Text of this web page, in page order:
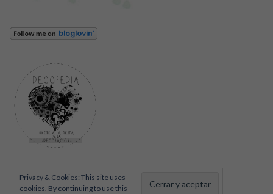
Privacy & Cookies: This site uses
cookies. By continuing to use this